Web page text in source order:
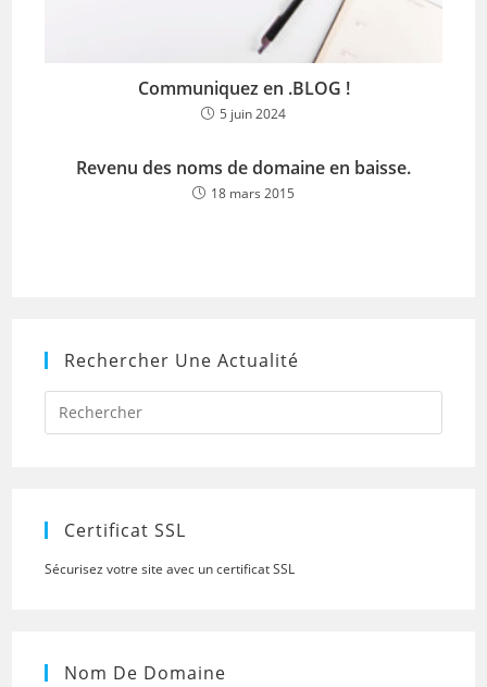
Communiquez en .BLOG !
5 juin 2024
Revenu des noms de domaine en baisse.
18 mars 2015
Rechercher Une Actualité
Press
to
Certificat SSL
Sécurisez votre site avec un certificat SSL
Nom De Domaine